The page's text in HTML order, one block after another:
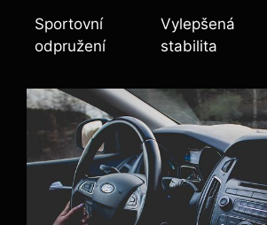
Sportovní
odpružení
Vylepšená
stabilita